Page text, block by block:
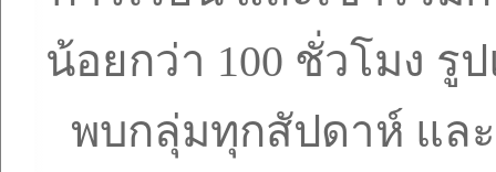
น้อยกว่า 100 ชั่วโมง รู
พบกลุ่มทุกสัปดาห์ แล